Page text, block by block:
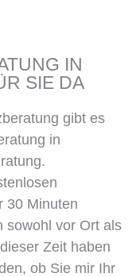
IN
SIE DA
gibt es
in
30 Minuten
sowohl vor Ort als
Zeit haben
ob Sie mir Ihr